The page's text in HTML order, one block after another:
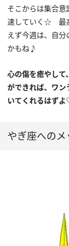
そこからは集合
速していく☆ 最
えず今週は、自
かもね♪
心の傷を癒やして
ができれば、ワン
いてくれるはず
やぎ座への